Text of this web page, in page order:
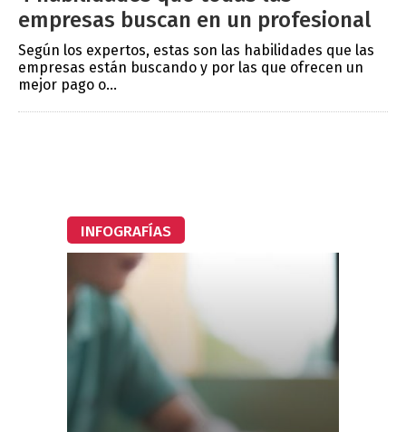
empresas buscan en un profesional
Según los expertos, estas son las habilidades que las
empresas están buscando y por las que ofrecen un
mejor pago o...
INFOGRAFÍAS